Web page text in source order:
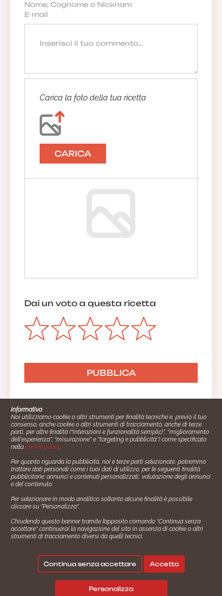
Carica la foto della tua ricetta
CARICA
Dai un voto a questa ricetta
Cucinare.it è un marchio commerciale di Impiego24.it s.r.l.
copyright 2014 - 2024 P.IVA: 03406490130
Azienda certiﬁcata ISO 27001 numero: SNR 73140386/89/I
- Azienda certiﬁcata ISO 9001 numero: SNR
Gestione consensi e categorie merceologiche marketing
Seguici su:
Termini e Condizioni
Informativa
Noi utilizziamo cookie o altri strumenti per finalità tecniche e, previo il tuo
consenso, anche cookie o altri strumenti di tracciamento, anche di terze
parti, per altre finalità (“interazioni e funzionalità semplici”, “miglioramento
dell'esperienza”, “misurazione” e “targeting e pubblicità”) come specificato
nellacookie policy.
Per quanto riguarda la pubblicità, noi e terze parti selezionate, potremmo
trattare dati personali come i tuoi dati di utilizzo, per le seguenti finalità
pubblicitarie: annunci e contenuti personalizzati, valutazione degli annunci
e del contenuto.
Per selezionare in modo analitico soltanto alcune finalità è possibile
cliccare su “Personalizza”.
Chiudendo questo banner tramite l’apposito comando “Continua senza
accettare” continuerai la navigazione del sito in assenza di cookie o altri
strumenti di tracciamento diversi da quelli tecnici.
Personalizza
Continua senza accettare Accetto